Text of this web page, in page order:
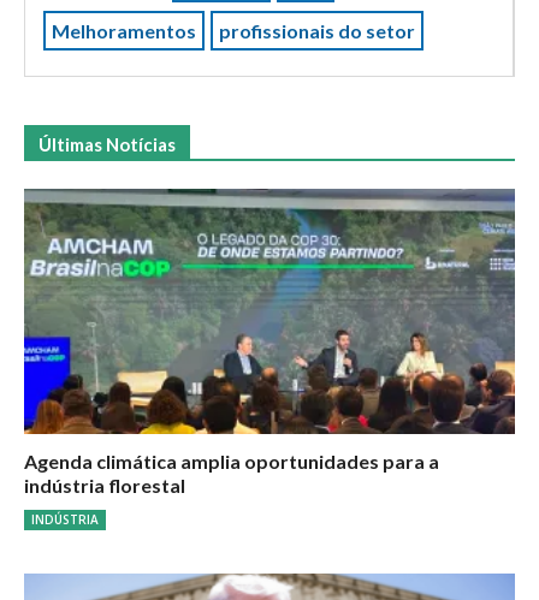
Melhoramentos profissionais do setor
Últimas Notícias
Agenda climática amplia oportunidades para a
indústria florestal
INDÚSTRIA